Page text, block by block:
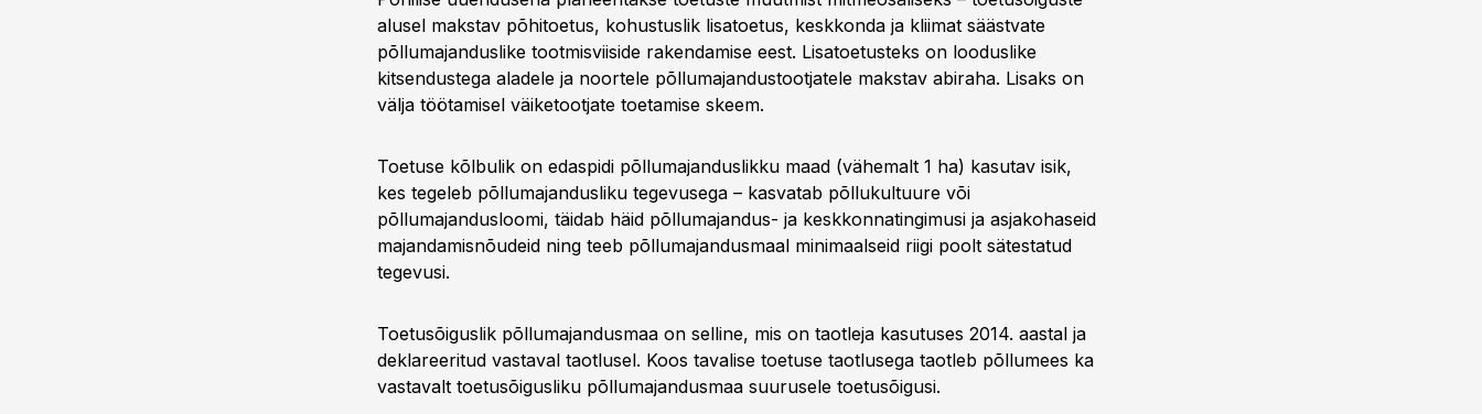
alusel makstav põhitoetus, kohustuslik lisatoetus, keskkonda ja kliimat säästvate
põllumajanduslike tootmisviiside rakendamise eest. Lisatoetusteks on looduslike
kitsendustega aladele ja noortele põllumajandustootjatele makstav abiraha. Lisaks on
välja töötamisel väiketootjate toetamise skeem.
Toetuse kõlbulik on edaspidi põllumajanduslikku maad (vähemalt 1 ha) kasutav isik,
kes tegeleb põllumajandusliku tegevusega – kasvatab põllukultuure või
põllumajandusloomi, täidab häid põllumajandus- ja keskkonnatingimusi ja asjakohaseid
majandamisnõudeid ning teeb põllumajandusmaal minimaalseid riigi poolt sätestatud
tegevusi.
Toetusõiguslik põllumajandusmaa on selline, mis on taotleja kasutuses 2014. aastal ja
deklareeritud vastaval taotlusel. Koos tavalise toetuse taotlusega taotleb põllumees ka
vastavalt toetusõigusliku põllumajandusmaa suurusele toetusõigusi.